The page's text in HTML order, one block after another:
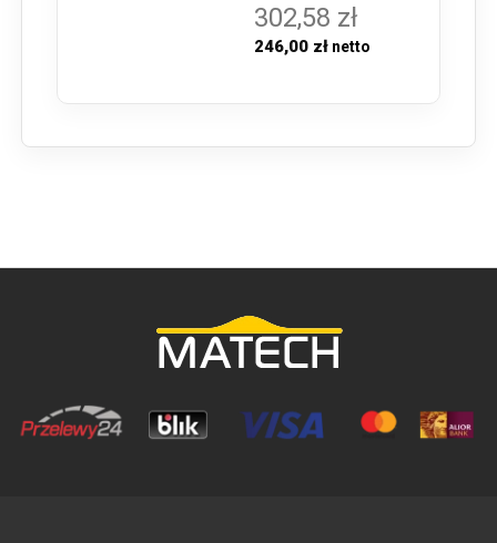
302,58 zł
246,00 zł